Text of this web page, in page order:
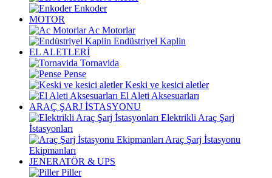
Enkoder
MOTOR
Ac Motorlar
Endüstriyel Kaplin
EL ALETLERİ
Tornavida
Pense
Keski ve kesici aletler
El Aleti Aksesuarları
ARAÇ ŞARJ İSTASYONU
Elektrikli Araç Şarj
İstasyonları
Araç Şarj İstasyonu
Ekipmanları
JENERATÖR & UPS
Piller